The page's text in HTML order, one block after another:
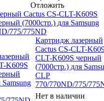
Отложить
Cactus CS-CLT-K609S
(7000стр.) для Samsung
775/775ND
Картридж лазерный
Cactus CS-CLT-
CLT-K609S черный
(7000стр.) для
CLP
770/770ND/775/
Нет в наличии